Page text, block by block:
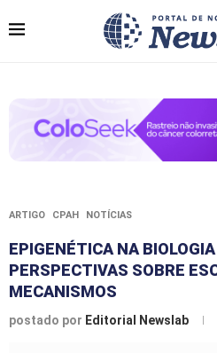
ARTIGO CPAH NOTÍCIAS
EPIGENÉTICA NA
PERSPECTIVAS SOBRE
MECANISMOS
postado por Editorial Newslab